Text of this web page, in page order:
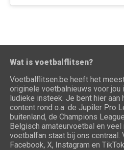
Wat is voetbalflitsen?
Voetbalflitsen.be heeft het
originele voetbalnieuws voor jou
ludieke insteek. Je bent hier aan
content rond o.a. de Jupiler Pro
buitenland, de Champions
Belgisch amateurvoetbal en veel
voetbalfan staat bij ons centraal.
Facebook, X, Instagram en